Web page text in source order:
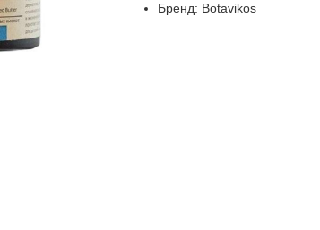
Бренд: Botavikos